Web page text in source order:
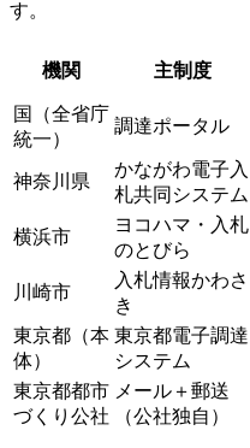
す。
機関 主制度
国（全省庁
統一）
調達ポータル
神奈川県
かながわ電子入
札共同システム
横浜市
ヨコハマ・入札
のとびら
川崎市
入札情報かわさ
き
東京都（本
体）
東京都電子調達
システム
東京都都市
づくり公社
メール＋郵送
（公社独自）